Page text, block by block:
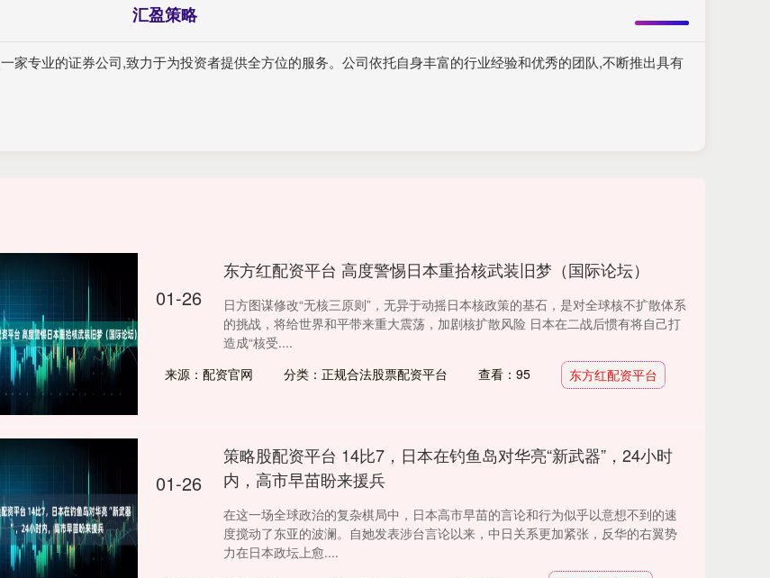
汇盈策略
专业的证券公司,致力于为投资者提供全方位的服务。公司依托自身丰富的行业经验和优秀的团队,不断推出具有
01-26
东方红配资平台 高度警惕日本重拾核武装旧梦（国际论坛）
日方图谋修改“无核三原则”，无异于动摇日本核政策的基石，是对全球核不扩散体系
的挑战，将给世界和平带来重大震荡，加剧核扩散风险 日本在二战后惯有将自己打
造成“核受....
来源：配资官网
分类：正规合法股票配资平台 查看：95 东方红配资平台
01-26
策略股配资平台 14比7，日本在钓鱼岛对华亮“新武器”，24小时
内，高市早苗盼来援兵
在这一场全球政治的复杂棋局中，日本高市早苗的言论和行为似乎以意想不到的速
度搅动了东亚的波澜。自她发表涉台言论以来，中日关系更加紧张，反华的右翼势
力在日本政坛上愈....